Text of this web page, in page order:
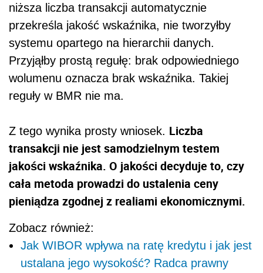
niższa liczba transakcji automatycznie
przekreśla jakość wskaźnika, nie tworzyłby
systemu opartego na hierarchii danych.
Przyjąłby prostą regułę: brak odpowiedniego
wolumenu oznacza brak wskaźnika. Takiej
reguły w BMR nie ma.
Z tego wynika prosty wniosek. Liczba
transakcji nie jest samodzielnym testem
jakości wskaźnika. O jakości decyduje to, czy
cała metoda prowadzi do ustalenia ceny
pieniądza zgodnej z realiami ekonomicznymi.
Zobacz również:
Jak WIBOR wpływa na ratę kredytu i jak jest
ustalana jego wysokość? Radca prawny